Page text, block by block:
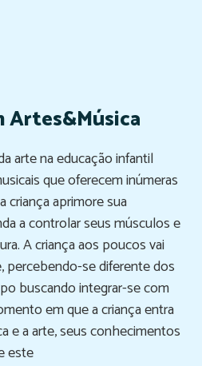
Artes&Música
arte na educação infantil
que oferecem inúmeras
criança aprimore sua
a controlar seus músculos e
A criança aos poucos vai
percebendo-se diferente dos
buscando integrar-se com
em que a criança entra
e a arte, seus conhecimentos
este